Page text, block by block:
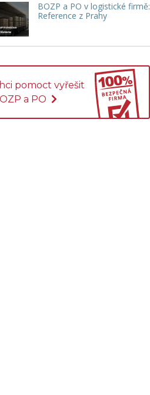
BOZP a PO v logistické firmě:
Reference z Prahy
pomoct vyřešit
a PO